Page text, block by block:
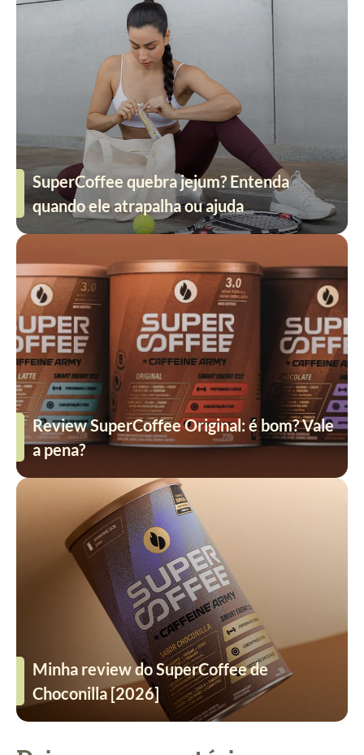
SuperCoffee quebra jejum? Entenda
quando ele atrapalha ou ajuda
Review SuperCoffee Original: é bom? Vale
a pena?
Minha review do SuperCoffee de
Choconilla [2026]